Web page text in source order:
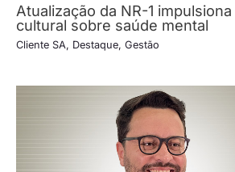
Atualização da NR-1
cultural sobre saúde mental
Cliente SA, Destaque, Gestão